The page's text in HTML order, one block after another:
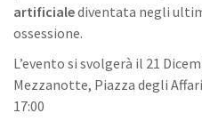
artificialediventata negli
ossessione.
L’evento si svolgerà il 21
Mezzanotte, Piazza degli
17:00